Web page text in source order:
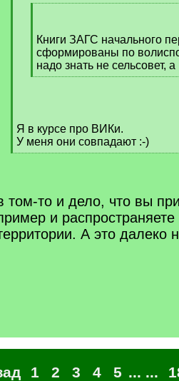
]Книги ЗАГС начального
сформированы по
надо знать не сельсовет,
[
Я в курсе про ВИКи.
У меня они совпадают :-)
[
том-то и дело, что вы
и распространяете
А это далеко
1 2 3 4 5 ... ...